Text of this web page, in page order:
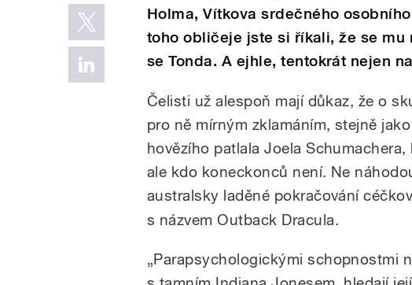
Holma, Vítkova srdečného
toho obličeje jste si říkali, že se mu
se Tonda. A ejhle, tentokrát nejen
Čelisti už alespoň mají důkaz, že o
pro ně mírným zklamáním, stejně
hovězího patlala Joela
ale kdo koneckonců není. Ne
australsky laděné pokračování
s názvem Outback Dracula.
„Parapsychologickými schopnostmi